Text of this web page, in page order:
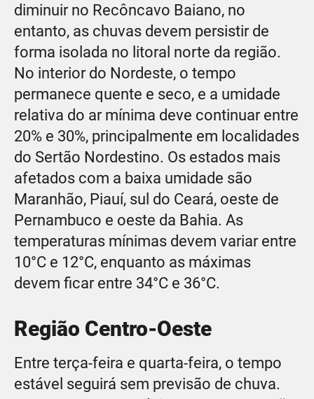
diminuir no Recôncavo Baiano, no
entanto, as chuvas devem persistir de
forma isolada no litoral norte da região.
No interior do Nordeste, o tempo
permanece quente e seco, e a umidade
relativa do ar mínima deve continuar entre
20% e 30%, principalmente em localidades
do Sertão Nordestino. Os estados mais
afetados com a baixa umidade são
Maranhão, Piauí, sul do Ceará, oeste de
Pernambuco e oeste da Bahia. As
temperaturas mínimas devem variar entre
10°C e 12°C, enquanto as máximas
devem ficar entre 34°C e 36°C.
Região Centro-Oeste
Entre terça-feira e quarta-feira, o tempo
estável seguirá sem previsão de chuva.